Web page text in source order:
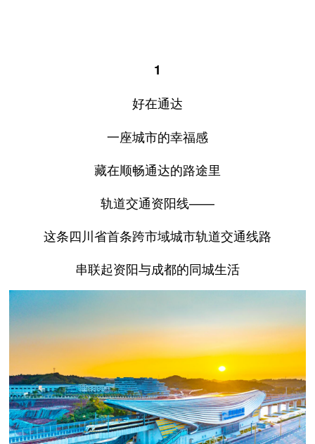
1
好在通达
一座城市的幸福感
藏在顺畅通达的路途里
轨道交通资阳线——
这条四川省首条跨市域城市轨道交通线路
串联起资阳与成都的同城生活